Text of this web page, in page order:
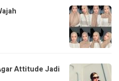
Attitude Jadi